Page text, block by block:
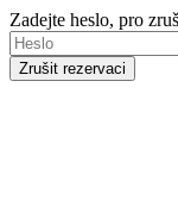
Zadejte heslo, pro
Zrušit rezervaci